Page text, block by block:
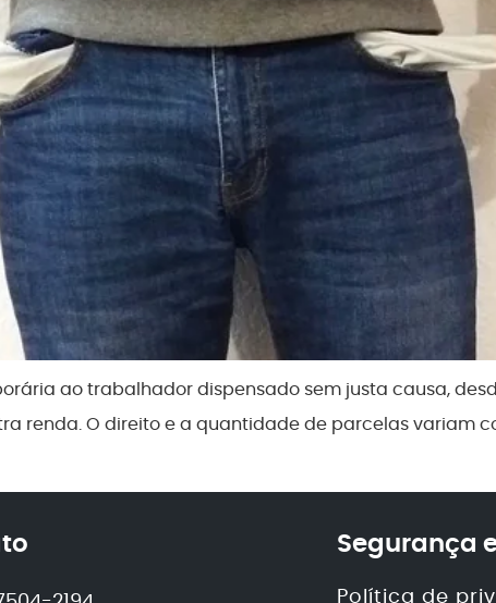
ao trabalhador dispensado sem justa causa,
renda. O direito e a quantidade de parcelas variam
Segurança
Política de